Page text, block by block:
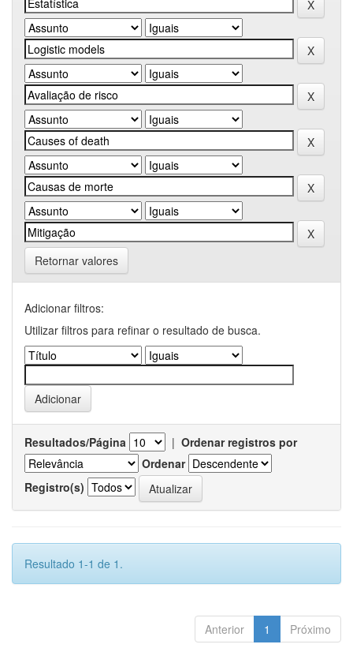
Retornar valores
Adicionar filtros:
Utilizar filtros para refinar o resultado de busca.
Resultados/Página | Ordenar registros por
Ordenar
Registro(s)
Resultado 1-1 de 1.
Anterior 1 Próximo